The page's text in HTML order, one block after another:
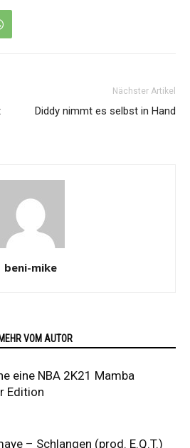
Nächster Artikel
Diddy nimmt es selbst in Hand
beni-mike
MEHR VOM AUTOR
eine NBA 2K21 Mamba
Edition
– Schlangen (prod. E.Q.T.)